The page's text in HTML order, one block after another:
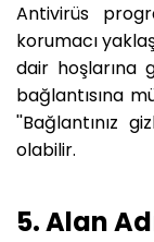
Antivirüs
korumacı
dair hoşlarına
bağlantısına
''Bağlantınız
olabilir.
5. Alan